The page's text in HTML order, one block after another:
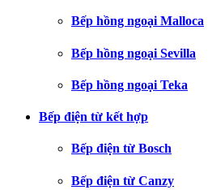
Bếp hồng ngoại Malloca
Bếp hồng ngoại Sevilla
Bếp hồng ngoại Teka
Bếp điện từ kết hợp
Bếp điện từ Bosch
Bếp điện từ Canzy